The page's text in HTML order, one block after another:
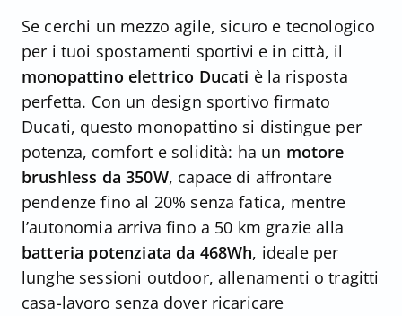
Se cerchi un mezzo agile, sicuro e tecnologico
per i tuoi spostamenti sportivi e in città, il
monopattino elettrico Ducati è la risposta
perfetta. Con un design sportivo firmato
Ducati, questo monopattino si distingue per
potenza, comfort e solidità: ha un motore
brushless da 350W, capace di affrontare
pendenze fino al 20% senza fatica, mentre
l’autonomia arriva fino a 50 km grazie alla
batteria potenziata da 468Wh, ideale per
lunghe sessioni outdoor, allenamenti o tragitti
casa-lavoro senza dover ricaricare